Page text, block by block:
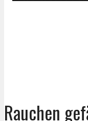
Rauchen